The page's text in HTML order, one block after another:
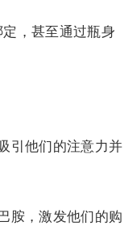
定，甚至通过瓶身
引他们的注意力并
胺，激发他们的购